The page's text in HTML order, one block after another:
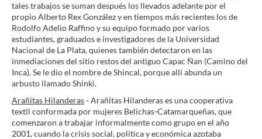
tales trabajos se suman después los llevados adelante por el
propio Alberto Rex González y en tiempos más recientes los de
Rodolfo Adelio Raffino y su equipo formado por varios
estudiantes, graduados e investigadores de la Universidad
Nacional de La Plata, quienes también detectaron en las
inmediaciones del sitio restos del antiguo Capac Ñan (Camino del
Inca). Se le dio el nombre de Shincal, porque allí abunda un
arbusto llamado Shinki.
Arañitas Hilanderas- Arañitas Hilanderas es una cooperativa
textil conformada por mujeres Belichas-Catamarqueñas, que
comenzaron a trabajar informalmente como grupo en el año
2001, cuando la crisis social, política y económica azotaba